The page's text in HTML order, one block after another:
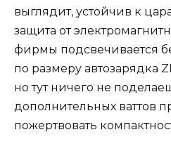
выглядит, устойчив к
защита от
фирмы подсвечивается
по размеру автозарядка
но тут ничего не
дополнительных ваттов
пожертвовать